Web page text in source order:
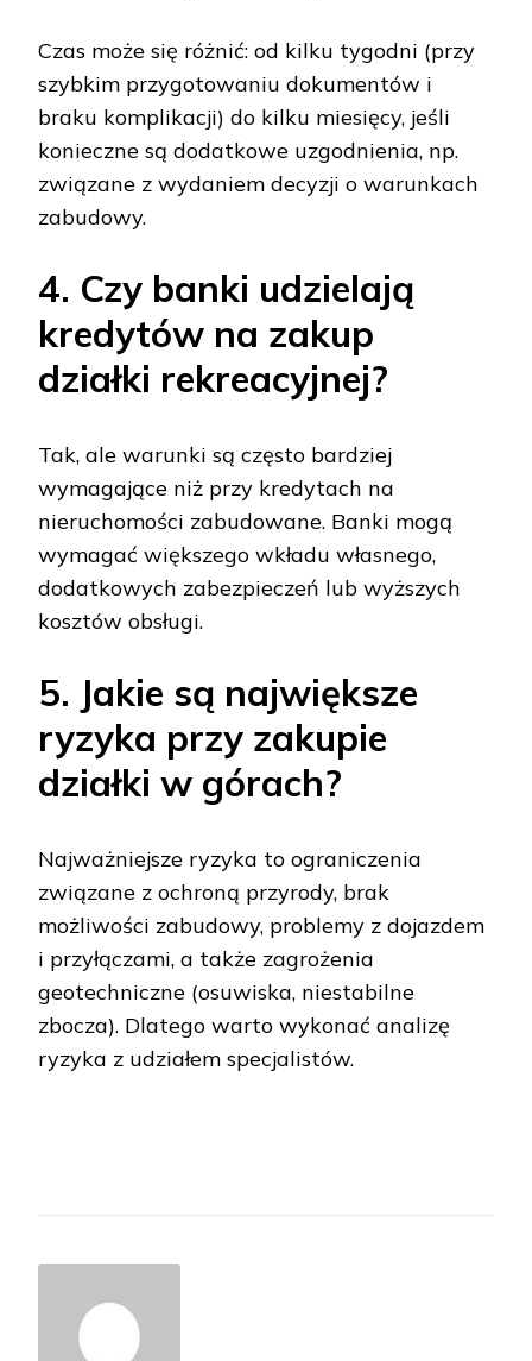
Czas może się różnić: od kilku tygodni (przy
szybkim przygotowaniu dokumentów i
braku komplikacji) do kilku miesięcy, jeśli
konieczne są dodatkowe uzgodnienia, np.
związane z wydaniem decyzji o warunkach
zabudowy.
4. Czy banki udzielają
kredytów na zakup
działki rekreacyjnej?
Tak, ale warunki są często bardziej
wymagające niż przy kredytach na
nieruchomości zabudowane. Banki mogą
wymagać większego wkładu własnego,
dodatkowych zabezpieczeń lub wyższych
kosztów obsługi.
5. Jakie są największe
ryzyka przy zakupie
działki w górach?
Najważniejsze ryzyka to ograniczenia
związane z ochroną przyrody, brak
możliwości zabudowy, problemy z dojazdem
i przyłączami, a także zagrożenia
geotechniczne (osuwiska, niestabilne
zbocza). Dlatego warto wykonać analizę
ryzyka z udziałem specjalistów.